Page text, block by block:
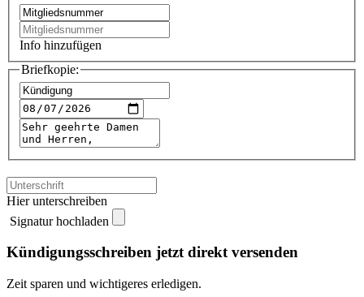
Info hinzufügen
Briefkopie:
Hier unterschreiben
Signatur hochladen
Kündigungsschreiben jetzt direkt versenden
Zeit sparen und wichtigeres erledigen.